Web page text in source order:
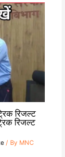
रिजल्ट
रिजल्ट
/ By MNC